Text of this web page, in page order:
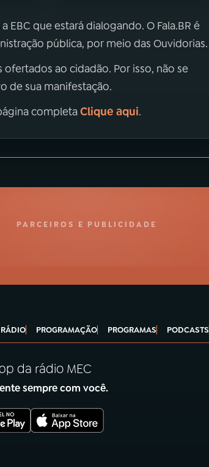
EBC que estará dialogando. O Fala.BR é
pública, por meio das Ouvidorias.
ao cidadão. Por isso, não se
de sua manifestação.
completaClique aqui.
PARCEIROS E PUBLICIDADE
PROGRAMAÇÃO PROGRAMAS PODCASTS
da rádio MEC
sempre com você.